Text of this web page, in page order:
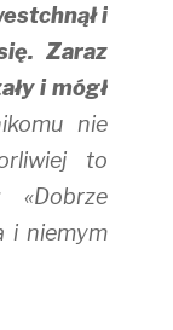
i
Zaraz
i mógł
nie
to
«Dobrze
i niemym